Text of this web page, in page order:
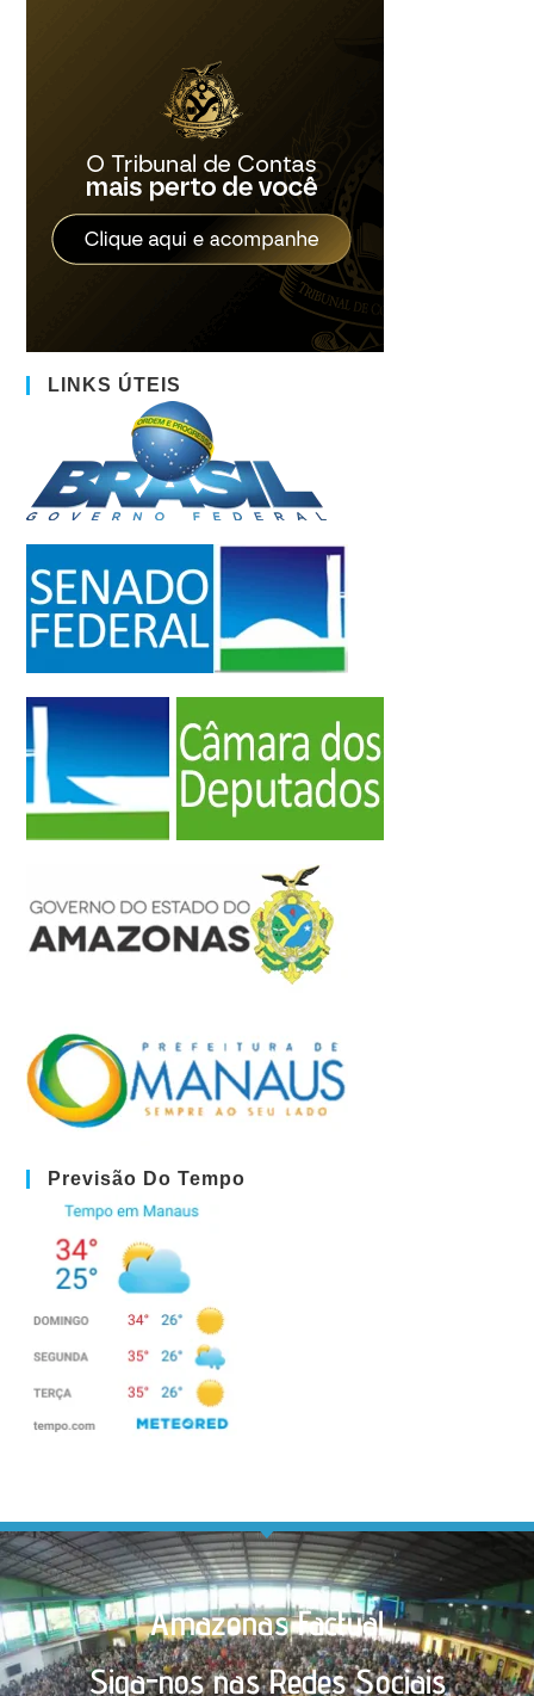
LINKS ÚTEIS
Previsão Do Tempo
Amazonas Factual
Siga-nos nas Redes Sociais